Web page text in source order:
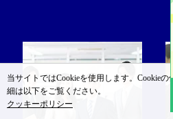
当サイトではCookieを使用します。Cookieの
細は以下をご覧ください。
クッキーポリシー